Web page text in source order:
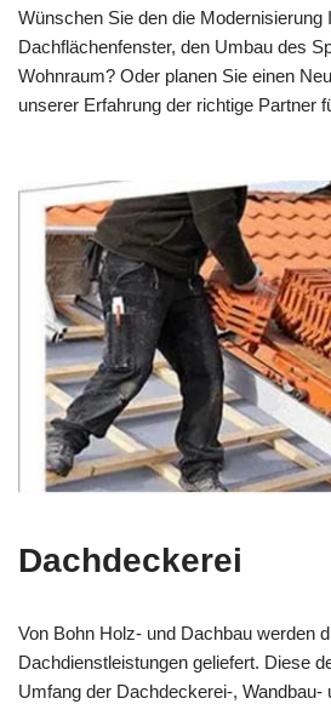
Wünschen Sie den die Modernisierung
Dachflächenfenster, den Umbau des
Wohnraum? Oder planen Sie einen
unserer Erfahrung der richtige Partner
Dachdeckerei
Von Bohn Holz- und Dachbau werden
Dachdienstleistungen geliefert. Diese
Umfang der Dachdeckerei-, Wandbau-